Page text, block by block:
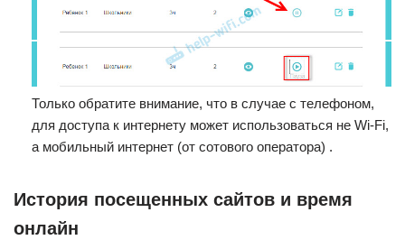
Только обратите внимание, что в случае с телефоном,
для доступа к интернету может использоваться не Wi-Fi,
а мобильный интернет (от сотового оператора) .
История посещенных сайтов и время
онлайн